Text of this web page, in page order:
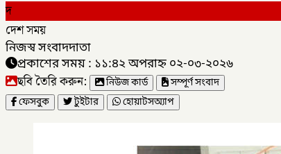
দ
দেশ সময়
নিজস্ব সংবাদদাতা
প্রকাশের সময় : ১১:৪২ অপরাহ্ন ০২-০৩-২০২৬
ছবি তৈরি করুন: নিউজ কার্ড
সম্পূর্ণ সংবাদ
ফেসবুক
টুইটার হোয়াটসঅ্যাপ